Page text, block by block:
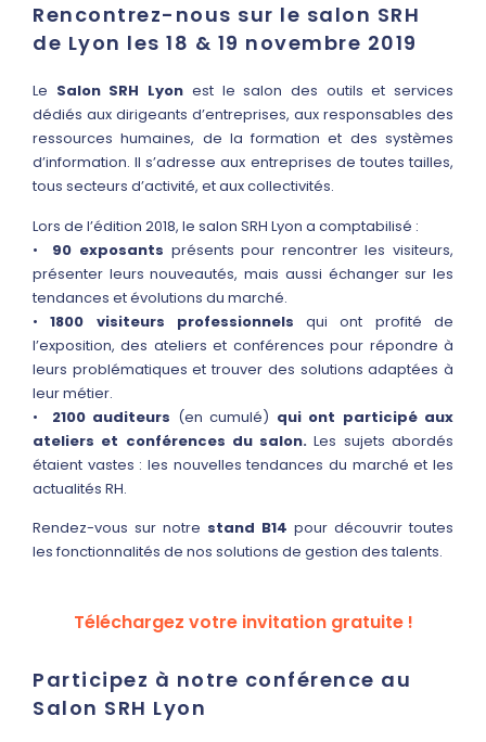
Rencontrez-nous sur le salon SRH
de Lyon les 18 & 19 novembre 2019
Le Salon SRH Lyon est le salon des outils et services
dédiés aux dirigeants d’entreprises, aux responsables des
ressources humaines, de la formation et des systèmes
d’information. Il s’adresse aux entreprises de toutes tailles,
tous secteurs d’activité, et aux collectivités.
Lors de l’édition 2018, le salon SRH Lyon a comptabilisé :
• 90 exposants présents pour rencontrer les visiteurs,
présenter leurs nouveautés, mais aussi échanger sur les
tendances et évolutions du marché.
•1800 visiteurs professionnels qui ont profité de
l’exposition, des ateliers et conférences pour répondre à
leurs problématiques et trouver des solutions adaptées à
leur métier.
• 2100 auditeurs (en cumulé) qui ont participé aux
ateliers et conférences du salon. Les sujets abordés
étaient vastes : les nouvelles tendances du marché et les
actualités RH.
Rendez-vous sur notre stand B14 pour découvrir toutes
les fonctionnalités de nos solutions de gestion des talents.
Téléchargez votre invitation gratuite !
Participez à notre conférence au
Salon SRH Lyon